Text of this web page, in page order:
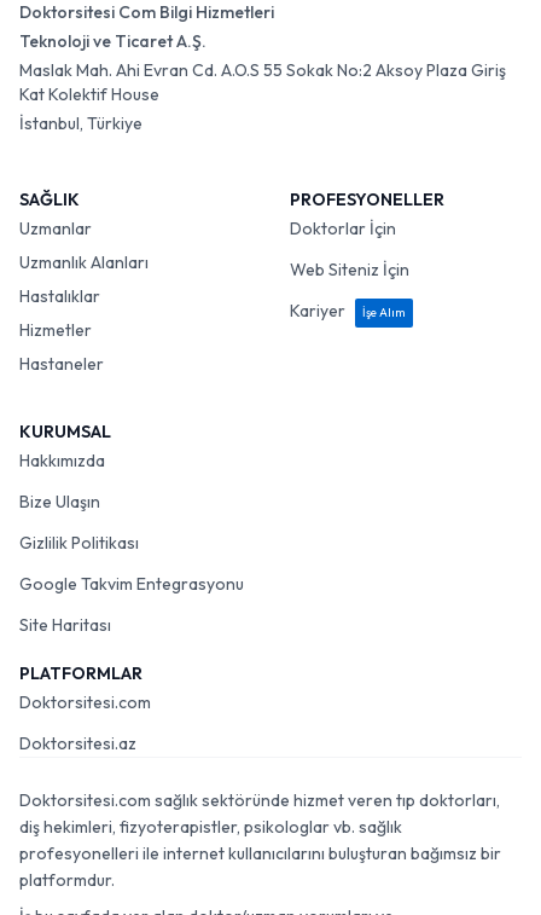
Doktorsitesi Com Bilgi Hizmetleri
Teknoloji ve Ticaret A.Ş.
Maslak Mah. Ahi Evran Cd. A.O.S 55 Sokak No:2 Aksoy Plaza Giriş
Kat Kolektif House
İstanbul, Türkiye
SAĞLIK
Uzmanlar
Uzmanlık Alanları
Hastalıklar
Hizmetler
Hastaneler
PROFESYONELLER
Doktorlar İçin
Web Siteniz İçin
Kariyer
İşe Alım
KURUMSAL
Hakkımızda
Bize Ulaşın
Gizlilik Politikası
Google Takvim Entegrasyonu
Site Haritası
PLATFORMLAR
Doktorsitesi.com
Doktorsitesi.az
Doktorsitesi.com sağlık sektöründe hizmet veren tıp doktorları,
diş hekimleri, fizyoterapistler, psikologlar vb. sağlık
profesyonelleri ile internet kullanıcılarını buluşturan bağımsız bir
platformdur.